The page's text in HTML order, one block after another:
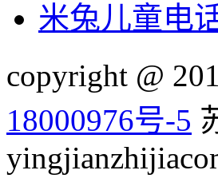
米兔儿童电
copyright @
18000976号-5